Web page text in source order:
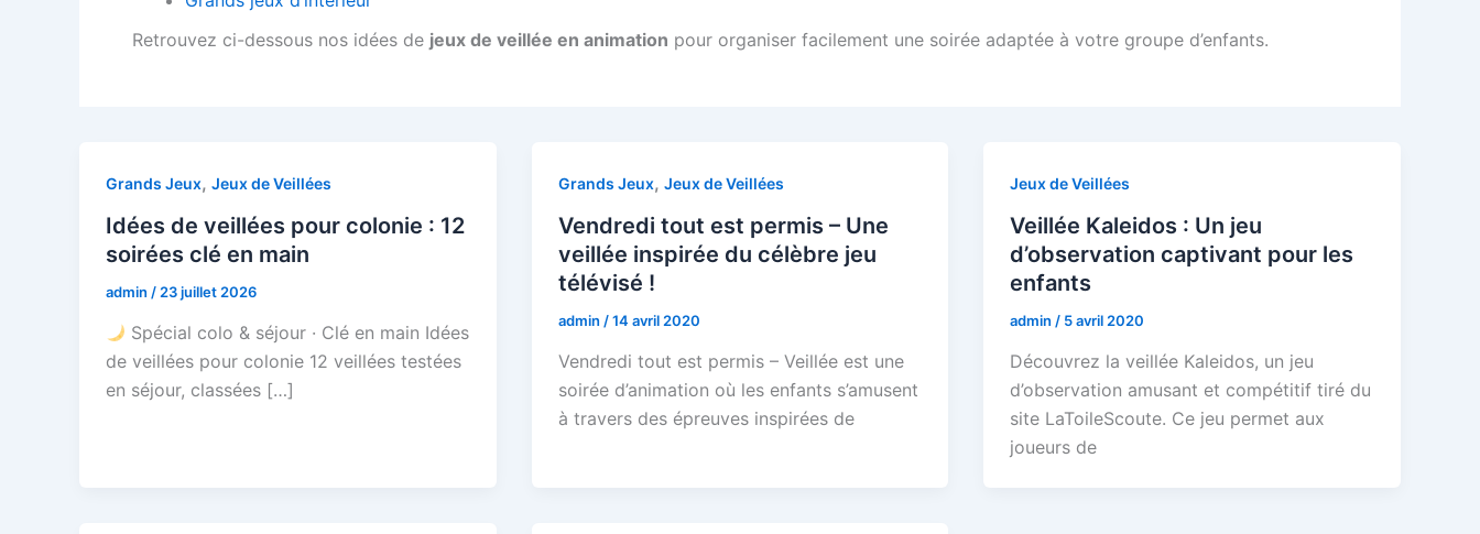
Retrouvez ci-dessous nos idées de jeux de veillée en animation pour organiser facilement une soirée adaptée à votre groupe d’enfants.
Grands Jeux, Jeux de Veillées
Idées de veillées pour colonie : 12
soirées clé en main
admin / 23 juillet 2026
Spécial colo & séjour · Clé en main Idées
de veillées pour colonie 12 veillées testées
en séjour, classées […]
Grands Jeux, Jeux de Veillées
Vendredi tout est permis – Une
veillée inspirée du célèbre jeu
télévisé !
admin /14 avril 2020
Vendredi tout est permis – Veillée est une
soirée d’animation où les enfants s’amusent
à travers des épreuves inspirées de
Jeux de Veillées
Veillée Kaleidos : Un jeu
d’observation captivant pour les
enfants
admin / 5 avril 2020
Découvrez la veillée Kaleidos, un jeu
d’observation amusant et compétitif tiré du
site LaToileScoute. Ce jeu permet aux
joueurs de